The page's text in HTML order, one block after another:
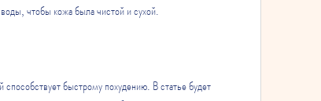
чтобы кожа была чистой и сухой.
быстрому похудению. В статье будет